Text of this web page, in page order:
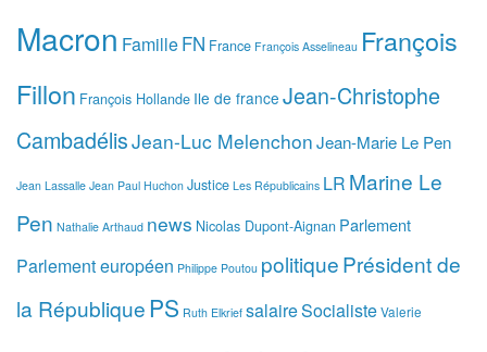
Macron FamilleFN France François Asselineau François
Fillon François Hollande Ile de france Jean-Christophe
CambadélisJean-Luc MelenchonJean-Marie Le Pen
Jean Lassalle Jean Paul Huchon Justice Les Républicains LR Marine Le
Pen Nathalie Arthaud news Nicolas Dupont-Aignan Parlement
Parlement européen Philippe Poutou politiquePrésident de
la République PS Ruth Elkrief salaireSocialisteValerie